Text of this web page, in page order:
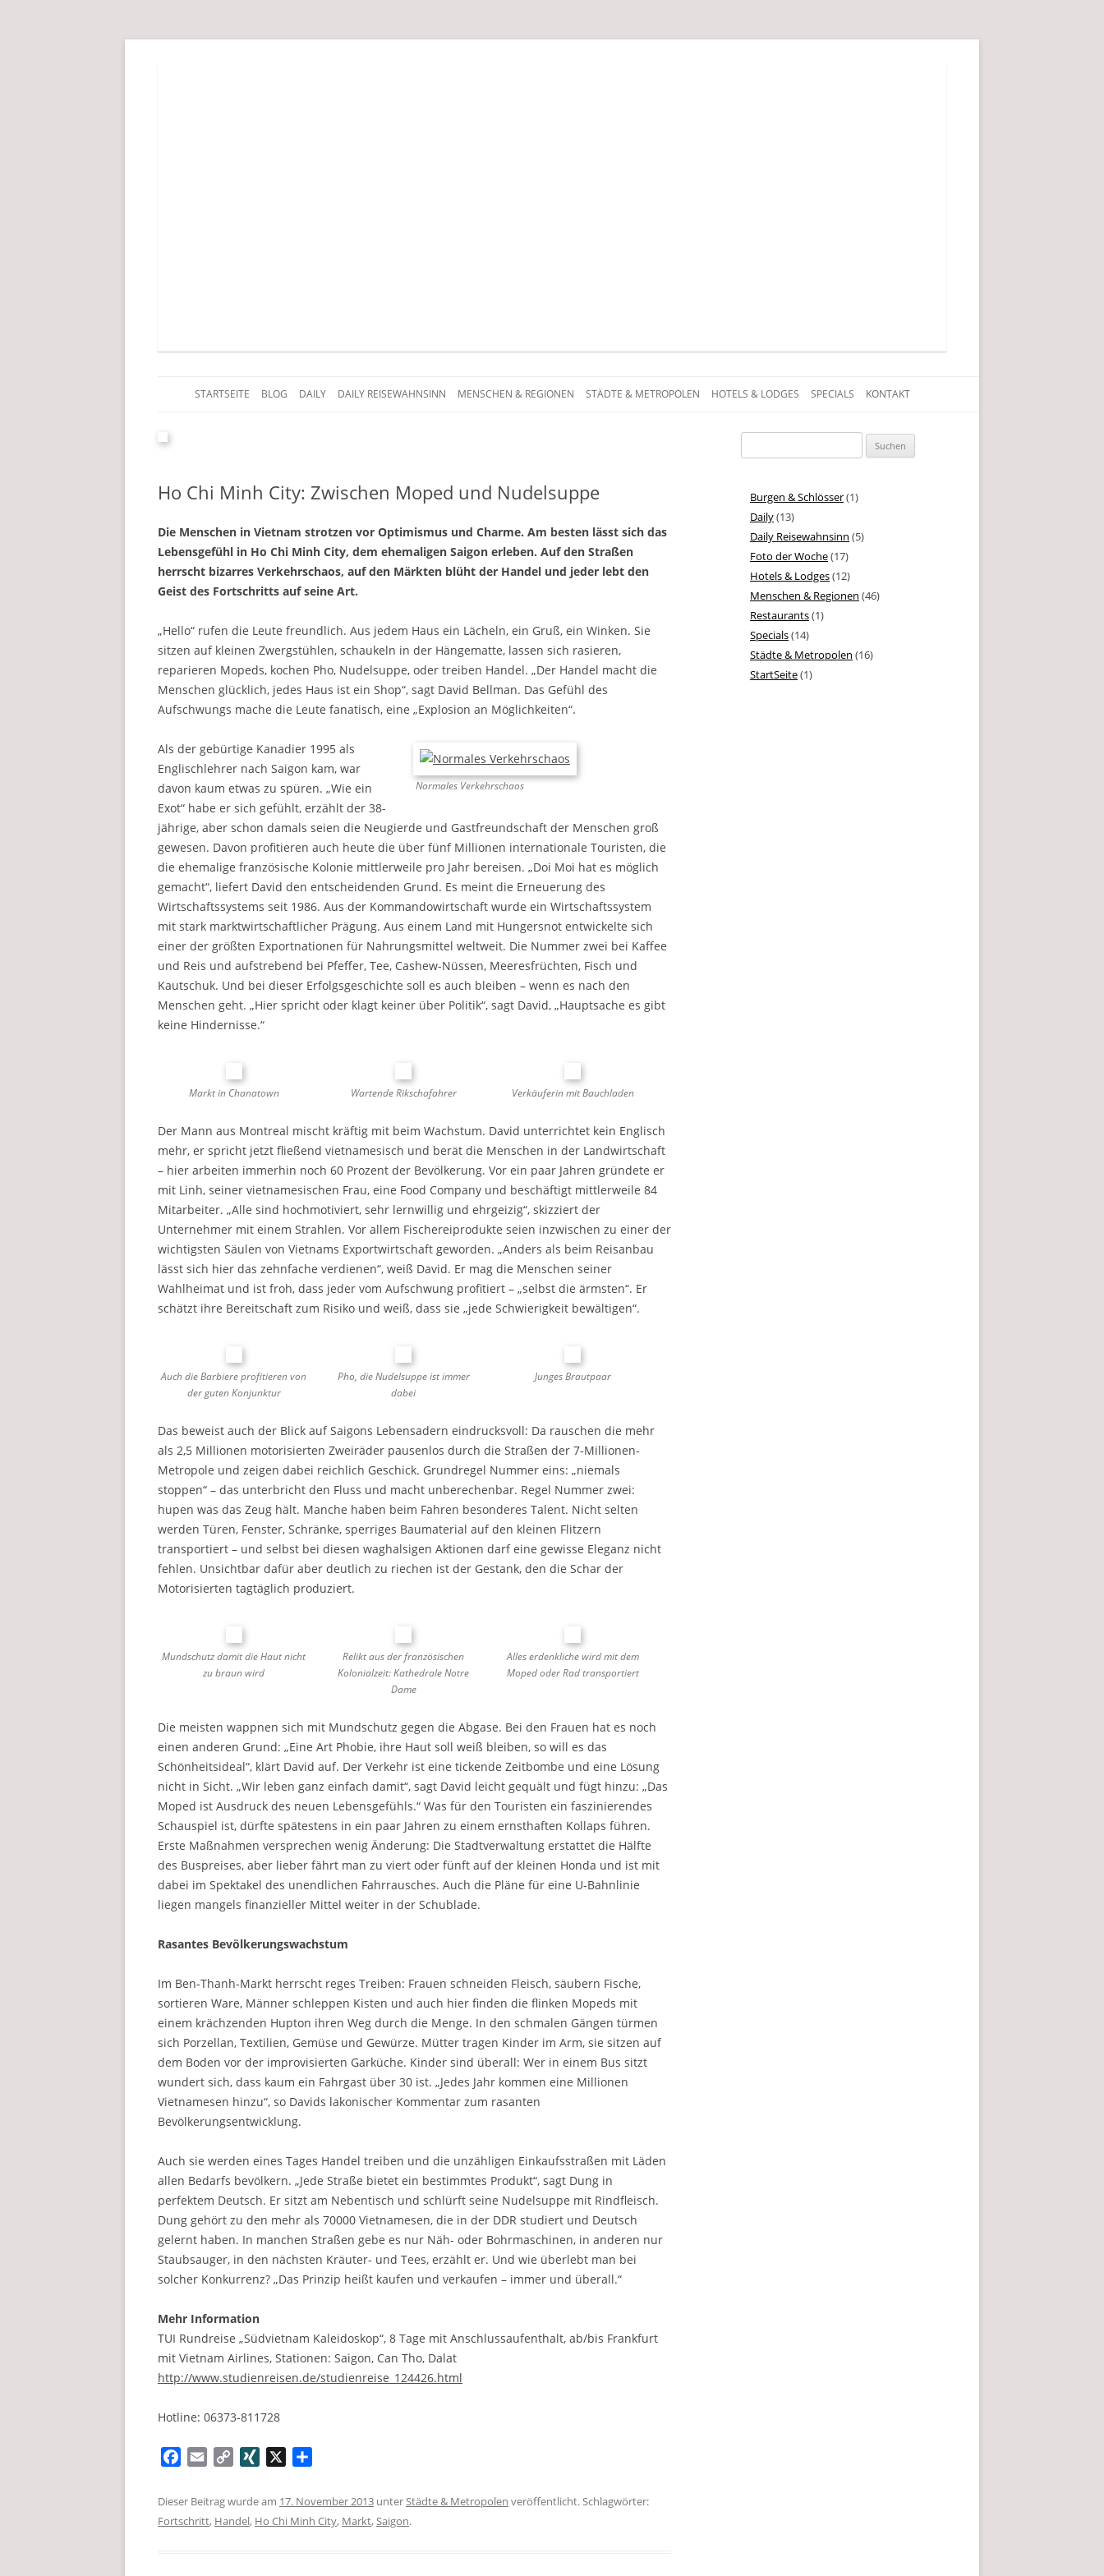
Paettkes News
Der Edelfedern Reiseblog – Die ganze Welt auf einen Blick. Reportagen, Texte und Geschichten aus dem Leben
STARTSEITE BLOG DAILY DAILY REISEWAHNSINN MENSCHEN & REGIONEN STÄDTE & METROPOLEN HOTELS & LODGES SPECIALS KONTAKT
Ho Chi Minh City: Zwischen Moped und Nudelsuppe
Die Menschen in Vietnam strotzen vor Optimismus und Charme. Am besten lässt sich das
Lebensgefühl in Ho Chi Minh City, dem ehemaligen Saigon erleben. Auf den Straßen
herrscht bizarres Verkehrschaos, auf den Märkten blüht der Handel und jeder lebt den
Geist des Fortschritts auf seine Art.
„Hello“ rufen die Leute freundlich. Aus jedem Haus ein Lächeln, ein Gruß, ein Winken. Sie
sitzen auf kleinen Zwergstühlen, schaukeln in der Hängematte, lassen sich rasieren,
reparieren Mopeds, kochen Pho, Nudelsuppe, oder treiben Handel. „Der Handel macht die
Menschen glücklich, jedes Haus ist ein Shop“, sagt David Bellman. Das Gefühl des
Aufschwungs mache die Leute fanatisch, eine „Explosion an Möglichkeiten“.
Normales Verkehrschaos
Als der gebürtige Kanadier 1995 als
Englischlehrer nach Saigon kam, war
davon kaum etwas zu spüren. „Wie ein
Exot“ habe er sich gefühlt, erzählt der 38-
jährige, aber schon damals seien die Neugierde und Gastfreundschaft der Menschen groß
gewesen. Davon profitieren auch heute die über fünf Millionen internationale Touristen, die
die ehemalige französische Kolonie mittlerweile pro Jahr bereisen. „Doi Moi hat es möglich
gemacht“, liefert David den entscheidenden Grund. Es meint die Erneuerung des
Wirtschaftssystems seit 1986. Aus der Kommandowirtschaft wurde ein Wirtschaftssystem
mit stark marktwirtschaftlicher Prägung. Aus einem Land mit Hungersnot entwickelte sich
einer der größten Exportnationen für Nahrungsmittel weltweit. Die Nummer zwei bei Kaffee
und Reis und aufstrebend bei Pfeffer, Tee, Cashew-Nüssen, Meeresfrüchten, Fisch und
Kautschuk. Und bei dieser Erfolgsgeschichte soll es auch bleiben – wenn es nach den
Menschen geht. „Hier spricht oder klagt keiner über Politik“, sagt David, „Hauptsache es gibt
keine Hindernisse.“
Markt in Chanatown Wartende Rikschafahrer Verkäuferin mit Bauchladen
Der Mann aus Montreal mischt kräftig mit beim Wachstum. David unterrichtet kein Englisch
mehr, er spricht jetzt fließend vietnamesisch und berät die Menschen in der Landwirtschaft
– hier arbeiten immerhin noch 60 Prozent der Bevölkerung. Vor ein paar Jahren gründete er
mit Linh, seiner vietnamesischen Frau, eine Food Company und beschäftigt mittlerweile 84
Mitarbeiter. „Alle sind hochmotiviert, sehr lernwillig und ehrgeizig“, skizziert der
Unternehmer mit einem Strahlen. Vor allem Fischereiprodukte seien inzwischen zu einer der
wichtigsten Säulen von Vietnams Exportwirtschaft geworden. „Anders als beim Reisanbau
lässt sich hier das zehnfache verdienen“, weiß David. Er mag die Menschen seiner
Wahlheimat und ist froh, dass jeder vom Aufschwung profitiert – „selbst die ärmsten“. Er
schätzt ihre Bereitschaft zum Risiko und weiß, dass sie „jede Schwierigkeit bewältigen“.
Auch die Barbiere profitieren von
der guten Konjunktur
Pho, die Nudelsuppe ist immer
dabei
Junges Brautpaar
Das beweist auch der Blick auf Saigons Lebensadern eindrucksvoll: Da rauschen die mehr
als 2,5 Millionen motorisierten Zweiräder pausenlos durch die Straßen der 7-Millionen-
Metropole und zeigen dabei reichlich Geschick. Grundregel Nummer eins: „niemals
stoppen“ – das unterbricht den Fluss und macht unberechenbar. Regel Nummer zwei:
hupen was das Zeug hält. Manche haben beim Fahren besonderes Talent. Nicht selten
werden Türen, Fenster, Schränke, sperriges Baumaterial auf den kleinen Flitzern
transportiert – und selbst bei diesen waghalsigen Aktionen darf eine gewisse Eleganz nicht
fehlen. Unsichtbar dafür aber deutlich zu riechen ist der Gestank, den die Schar der
Motorisierten tagtäglich produziert.
Mundschutz damit die Haut nicht
zu braun wird
Relikt aus der französischen
Kolonialzeit: Kathedrale Notre
Dame
Alles erdenkliche wird mit dem
Moped oder Rad transportiert
Die meisten wappnen sich mit Mundschutz gegen die Abgase. Bei den Frauen hat es noch
einen anderen Grund: „Eine Art Phobie, ihre Haut soll weiß bleiben, so will es das
Schönheitsideal“, klärt David auf. Der Verkehr ist eine tickende Zeitbombe und eine Lösung
nicht in Sicht. „Wir leben ganz einfach damit“, sagt David leicht gequält und fügt hinzu: „Das
Moped ist Ausdruck des neuen Lebensgefühls.“ Was für den Touristen ein faszinierendes
Schauspiel ist, dürfte spätestens in ein paar Jahren zu einem ernsthaften Kollaps führen.
Erste Maßnahmen versprechen wenig Änderung: Die Stadtverwaltung erstattet die Hälfte
des Buspreises, aber lieber fährt man zu viert oder fünft auf der kleinen Honda und ist mit
dabei im Spektakel des unendlichen Fahrrausches. Auch die Pläne für eine U-Bahnlinie
liegen mangels finanzieller Mittel weiter in der Schublade.
Rasantes Bevölkerungswachstum
Im Ben-Thanh-Markt herrscht reges Treiben: Frauen schneiden Fleisch, säubern Fische,
sortieren Ware, Männer schleppen Kisten und auch hier finden die flinken Mopeds mit
einem krächzenden Hupton ihren Weg durch die Menge. In den schmalen Gängen türmen
sich Porzellan, Textilien, Gemüse und Gewürze. Mütter tragen Kinder im Arm, sie sitzen auf
dem Boden vor der improvisierten Garküche. Kinder sind überall: Wer in einem Bus sitzt
wundert sich, dass kaum ein Fahrgast über 30 ist. „Jedes Jahr kommen eine Millionen
Vietnamesen hinzu“, so Davids lakonischer Kommentar zum rasanten
Bevölkerungsentwicklung.
Auch sie werden eines Tages Handel treiben und die unzähligen Einkaufsstraßen mit Läden
allen Bedarfs bevölkern. „Jede Straße bietet ein bestimmtes Produkt“, sagt Dung in
perfektem Deutsch. Er sitzt am Nebentisch und schlürft seine Nudelsuppe mit Rindfleisch.
Dung gehört zu den mehr als 70000 Vietnamesen, die in der DDR studiert und Deutsch
gelernt haben. In manchen Straßen gebe es nur Näh- oder Bohrmaschinen, in anderen nur
Staubsauger, in den nächsten Kräuter- und Tees, erzählt er. Und wie überlebt man bei
solcher Konkurrenz? „Das Prinzip heißt kaufen und verkaufen – immer und überall.“
Mehr Information
TUI Rundreise „Südvietnam Kaleidoskop“, 8 Tage mit Anschlussaufenthalt, ab/bis Frankfurt
mit Vietnam Airlines, Stationen: Saigon, Can Tho, Dalat
http://www.studienreisen.de/studienreise_124426.html
Hotline: 06373-811728
c
e
a
i
p
y
N
G
i
l
Dieser Beitrag wurde am 17. November 2013 unterStädte & Metropolen veröffentlicht. Schlagwörter:
Fortschritt, Handel, Ho Chi Minh City, Markt,Saigon.
nach:
Burgen & Schlösser(1)
Daily(13)
Daily Reisewahnsinn (5)
Foto der Woche(17)
Hotels & Lodges(12)
Menschen & Regionen (46)
Restaurants(1)
Specials(14)
Städte & Metropolen (16)
StartSeite(1)